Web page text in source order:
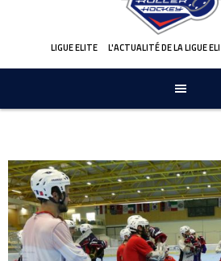
LIGUE ELITE L'ACTUALITÉ DE LA LIGUE